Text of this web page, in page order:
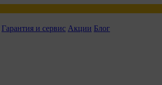
Гарантия и сервис Акции Блог